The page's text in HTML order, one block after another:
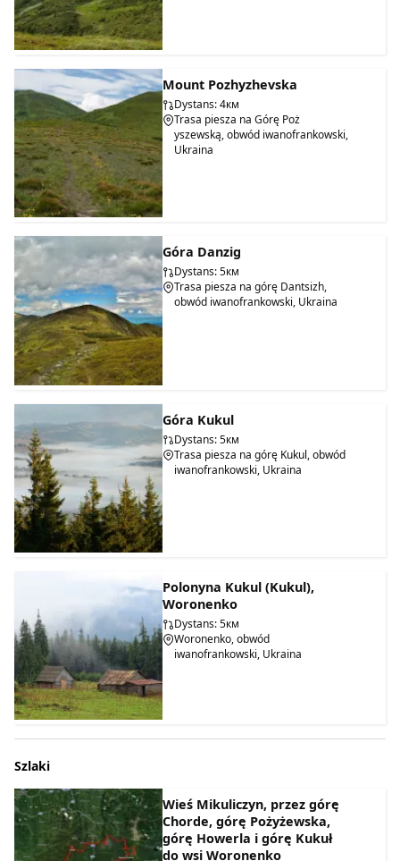
Mount Pozhyzhevska
Dystans: 4км
Trasa piesza na Górę Poż
yszewską, obwód iwanofrankowski,
Ukraina
Góra Danzig
Dystans: 5км
Trasa piesza na górę Dantsizh,
obwód iwanofrankowski, Ukraina
Góra Kukul
Dystans: 5км
Trasa piesza na górę Kukul, obwód
iwanofrankowski, Ukraina
Polonyna Kukul (Kukul),
Woronenko
Dystans: 5км
Woronenko, obwód
iwanofrankowski, Ukraina
Szlaki
Wieś Mikuliczyn, przez górę
Chorde, górę Pożyżewska,
górę Howerla i górę Kukuł
do wsi Woronenko